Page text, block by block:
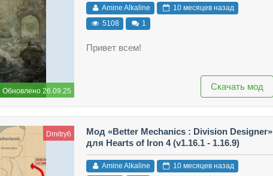
Обновлено 26.09.25
Amine Alkaline
10 месяцев назад
5108
1
Привет всем!
Скачать мод
Dmitry6
Мод «Better Mechanics : Division Designer»
для Hearts of Iron 4 (v1.16.1 - 1.16.9)
Amine Alkaline
10 месяцев назад